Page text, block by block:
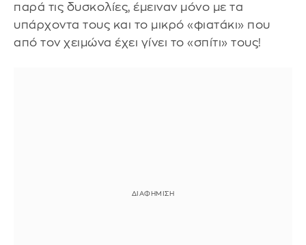
παρά τις δυσκολίες, έμειναν μόνο με τα
υπάρχοντα τους και το μικρό «φιατάκι» που
από τον χειμώνα έχει γίνει το «σπίτι» τους!